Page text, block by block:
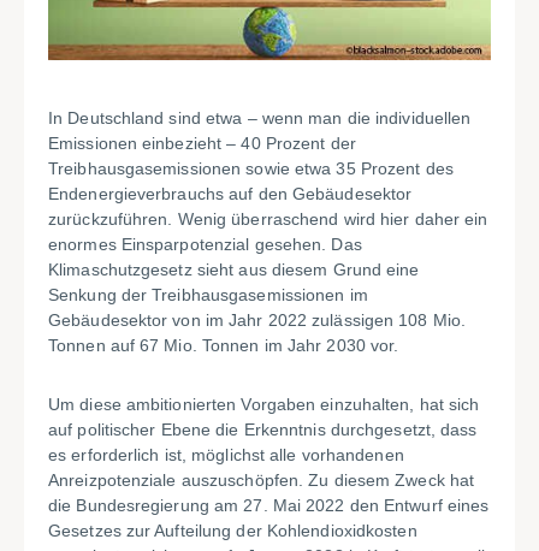
In Deutschland sind etwa – wenn man die individuellen
Emissionen einbezieht – 40 Prozent der
Treibhausgasemissionen sowie etwa 35 Prozent des
Endenergieverbrauchs auf den Gebäudesektor
zurückzuführen. Wenig überraschend wird hier daher ein
enormes Einsparpotenzial gesehen. Das
Klimaschutzgesetz sieht aus diesem Grund eine
Senkung der Treibhausgasemissionen im
Gebäudesektor von im Jahr 2022 zulässigen 108 Mio.
Tonnen auf 67 Mio. Tonnen im Jahr 2030 vor.
Um diese ambitionierten Vorgaben einzuhalten, hat sich
auf politischer Ebene die Erkenntnis durchgesetzt, dass
es erforderlich ist, möglichst alle vorhandenen
Anreizpotenziale auszuschöpfen. Zu diesem Zweck hat
die Bundesregierung am 27. Mai 2022 den Entwurf eines
Gesetzes zur Aufteilung der Kohlendioxidkosten